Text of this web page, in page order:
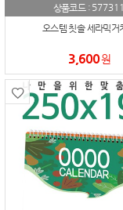
상품코드 : 577311
오스템 칫솔 세라믹거
3,600원